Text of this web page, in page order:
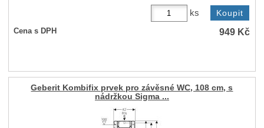
ks
Cena s DPH 949 Kč
Geberit Kombifix prvek pro závěsné WC, 108 cm, s
nádržkou Sigma ...